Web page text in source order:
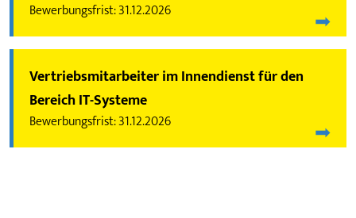
31.12.2026
Vertriebsmitarbeiter im Innendienst für den
Bereich IT-Systeme
31.12.2026